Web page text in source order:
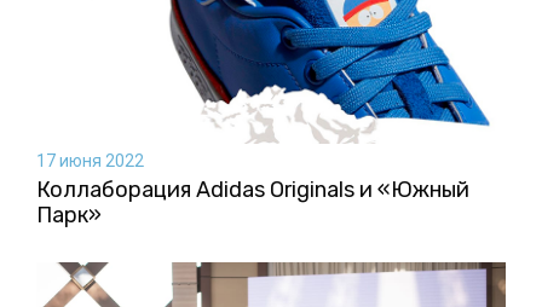
17 июня 2022
Коллаборация Аdidas Originals и «Южный
Парк»